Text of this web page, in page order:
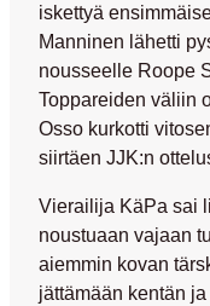
iskettyä
Manninen lähetti
nousseelle Roope
Toppareiden väliin
Osso kurkotti
siirtäen JJK:n
Vierailija KäPa sai
noustuaan vajaan
aiemmin kovan
jättämään kentän